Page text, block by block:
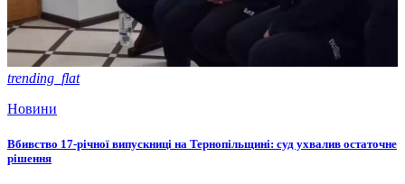
trending_flat
Новини
Вбивство 17-річної випускниці на Тернопільщині: суд ухвалив остаточне
рішення